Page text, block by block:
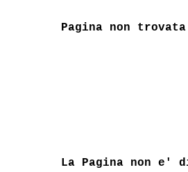
Pagina non trovata
La Pagina non e'